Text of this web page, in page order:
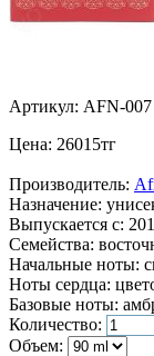
Артикул: AFN-007
Цена: 26015тг
Производитель:
Назначение:
Выпускается с:
Семейства:
Начальные ноты:
Ноты сердца:
Базовые ноты:
Количество:
Объем: